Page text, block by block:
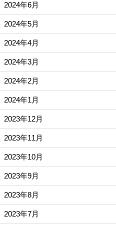
2024年6月
2024年5月
2024年4月
2024年3月
2024年2月
2024年1月
2023年12月
2023年11月
2023年10月
2023年9月
2023年8月
2023年7月